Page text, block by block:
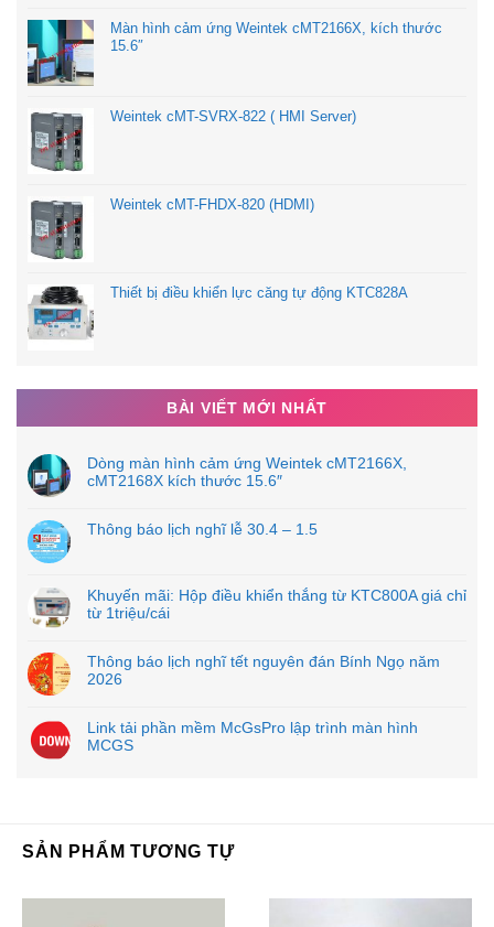
Website:tpehcm.com
Màn hình cảm ứng Weintek cMT2166X, kích thước
15.6″
Weintek cMT-SVRX-822 ( HMI Server)
Weintek cMT-FHDX-820 (HDMI)
Thiết bị điều khiển lực căng tự động KTC828A
BÀI VIẾT MỚI NHẤT
Dòng màn hình cảm ứng Weintek cMT2166X,
cMT2168X kích thước 15.6″
Thông báo lịch nghĩ lễ 30.4 – 1.5
Khuyến mãi: Hộp điều khiển thắng từ KTC800A giá chỉ
từ 1triệu/cái
Thông báo lịch nghĩ tết nguyên đán Bính Ngọ năm
2026
Link tải phần mềm McGsPro lập trình màn hình
MCGS
SẢN PHẨM TƯƠNG TỰ